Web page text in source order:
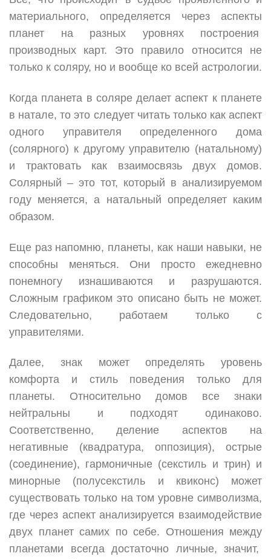
материального, определяется через аспекты
планет на разных уровнях построения
производных карт. Это правило относится не
только к соляру, но и вообще ко всей астрологии.
Когда планета в соляре делает аспект к планете
в натале, то это следует читать только как аспект
одного управителя определенного дома
(солярного) к другому управителю (натальному)
и трактовать как взаимосвязь двух домов.
Солярный – это тот, который в анализируемом
году меняется, а натальный определяет каким
образом.
Еще раз напомню, планеты, как наши навыки, не
способны меняться. Они просто ежедневно
понемногу изнашиваются и разрушаются.
Сложным графиком это описано быть не может.
Следовательно, работаем только с
управителями.
Далее, знак может определять уровень
комфорта и стиль поведения только для
планеты. Относительно домов все знаки
нейтральны и подходят одинаково.
Соответственно, деление аспектов на
негативные (квадратура, оппозиция), острые
(соединение), гармоничные (секстиль и трин) и
минорные (полусекстиль и квиконс) может
существовать только на том уровне символизма,
где через аспект анализируется взаимодействие
двух планет самих по себе. Отношения между
планетами всегда достаточно личные, значит,